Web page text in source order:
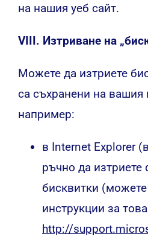
на нашия уеб сайт.
VIII. Изтриване на
Можете да изтриете
са съхранени на
например:
в Internet Explorer
ръчно да изтриете
бисквитки
инструкции за
http://